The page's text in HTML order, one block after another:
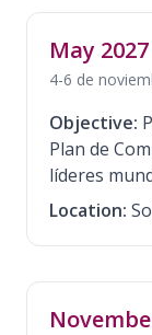
May 2027
4-6 de
Objective:
Plan de
líderes
Location: